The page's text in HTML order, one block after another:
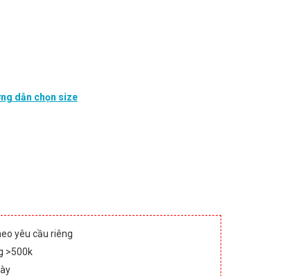
dẫn chọn size
yêu cầu riêng
>500k